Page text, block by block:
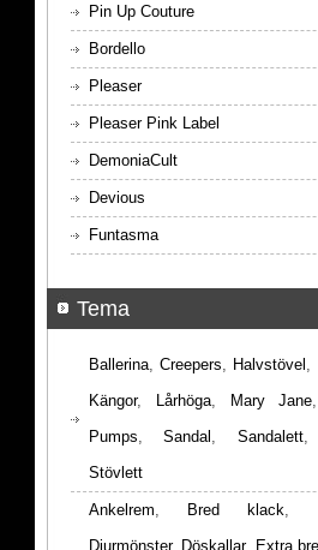
Pin Up Couture
Bordello
Pleaser
Pleaser Pink Label
DemoniaCult
Devious
Funtasma
Tema
Ballerina, Creepers, Halvstövel ,
Kängor, Lårhöga, Mary Jane
Pumps,Sandal , Sandalett
Stövlett
Ankelrem, Bred klack,
Djurmönster, Döskallar, Extra